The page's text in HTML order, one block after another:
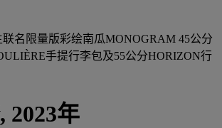
名限量版彩绘南瓜MONOGRAM 45公分
手提行李包及55公分HORIZON行
2023年